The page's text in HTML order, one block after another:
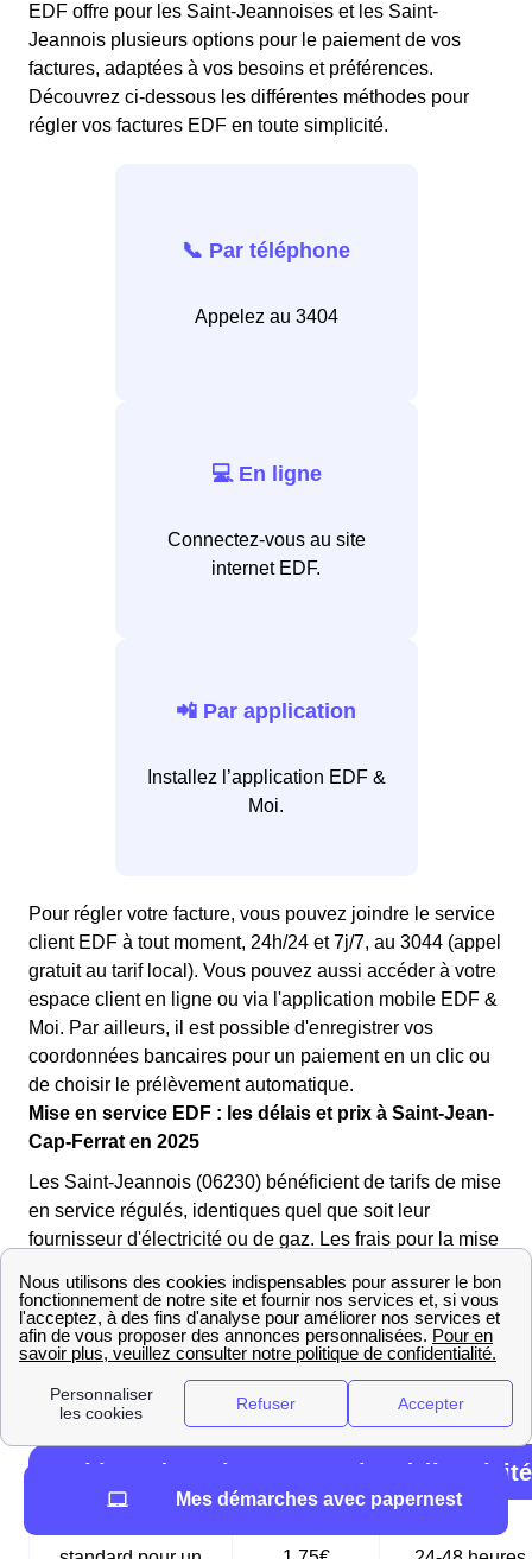
EDF offre pour les Saint-Jeannoises et les Saint-
Jeannois plusieurs options pour le paiement de vos
factures, adaptées à vos besoins et préférences.
Découvrez ci-dessous les différentes méthodes pour
régler vos factures EDF en toute simplicité.
📞 Par téléphone
Appelez au 3404
💻 En ligne
Connectez-vous au site
internet EDF.
📲 Par application
Installez l’application EDF &
Moi.
Pour régler votre facture, vous pouvez joindre le service
client EDF à tout moment, 24h/24 et 7j/7, au 3044 (appel
gratuit au tarif local). Vous pouvez aussi accéder à votre
espace client en ligne ou via l'application mobile EDF &
Moi. Par ailleurs, il est possible d'enregistrer vos
coordonnées bancaires pour un paiement en un clic ou
de choisir le prélèvement automatique.
Mise en service EDF : les délais et prix à Saint-Jean-
Cap-Ferrat en 2025
Les Saint-Jeannois (06230) bénéficient de tarifs de mise
en service régulés, identiques quel que soit leur
fournisseur d'électricité ou de gaz. Les frais pour la mise
selon l'urgence de la demande. Pour le gaz, ces frais
sont à payer auprès de GRDF.
Voici les tableaux récapitulatifs des différentes options
de mise en service à Saint-Jean-Cap-Ferrat (06230) :
Tableau des mises en service d'électricité
Mes démarches avec papernest